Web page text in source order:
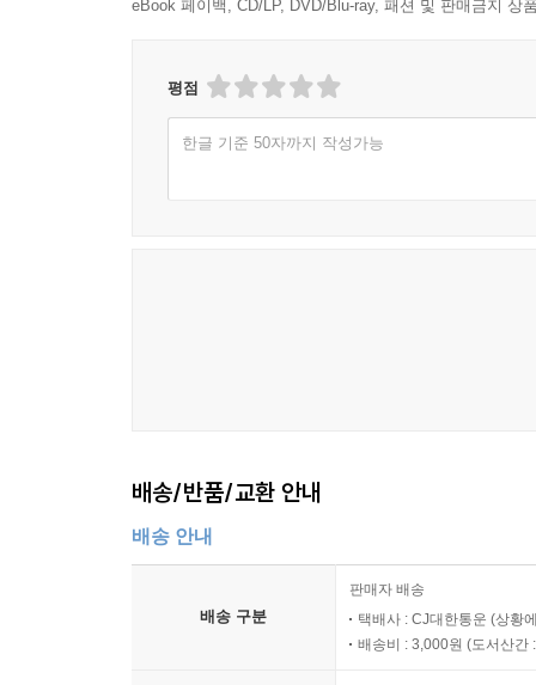
eBook 페이백, CD/LP, DVD/Blu-ray, 패션 및 판매금지 상
평점
한글 기준 50자까지 작성가능
배송/반품/교환 안내
배송 안내
배송 구분
판매자 배송
택배사 : CJ대한통운 (상황
배송비 : 3,000원 (도서산간